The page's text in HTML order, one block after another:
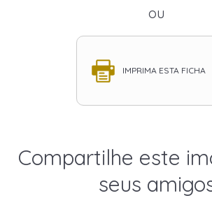
ou
IMPRIMA ESTA FICHA
Compartilhe este
seus